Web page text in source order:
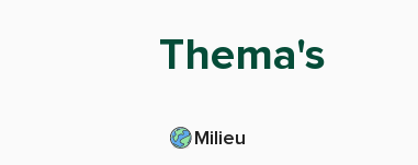
Thema's
Milieu